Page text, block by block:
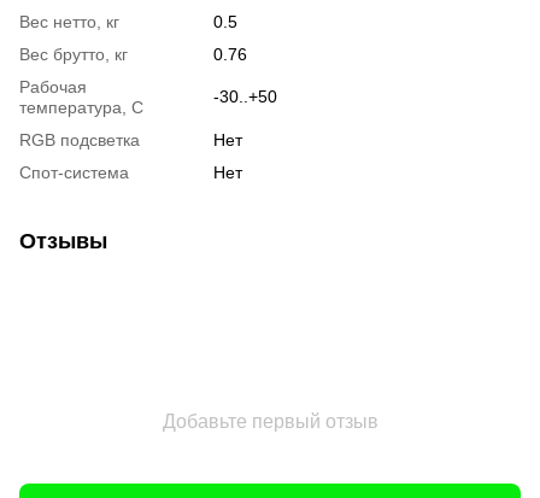
Вес нетто, кг
0.5
Вес брутто, кг
0.76
Рабочая
температура, С
-30..+50
RGB подсветка
Нет
Спот-система
Нет
Отзывы
Добавьте первый отзыв